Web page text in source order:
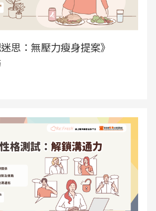
思：無壓力瘦身提案》